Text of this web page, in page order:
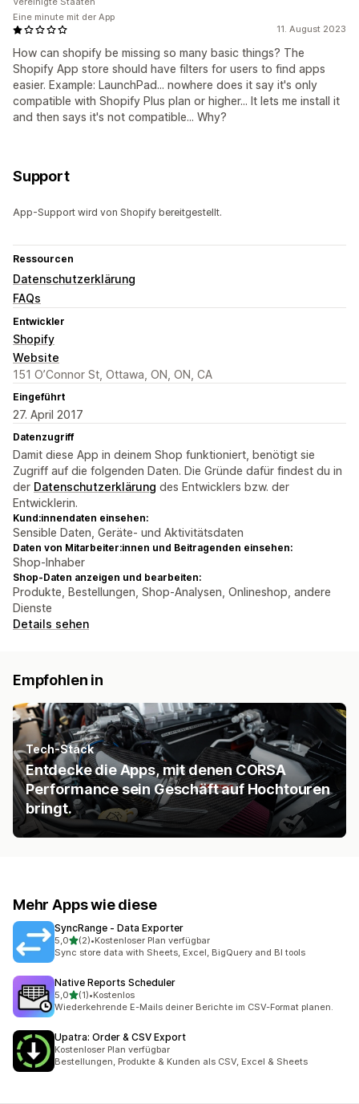
11. August 2023
How can shopify be missing so many basic things? The
Shopify App store should have filters for users to find apps
easier. Example: LaunchPad... nowhere does it say it's only
compatible with Shopify Plus plan or higher... It lets me install it
and then says it's not compatible... Why?
Eine minute mit der App
Support
App-Support wird von Shopify bereitgestellt.
Ressourcen
Datenschutzerklärung
FAQs
Entwickler
Shopify
Website
151 O’Connor St, Ottawa, ON, ON, CA
Eingeführt
27. April 2017
Datenzugriff
Damit diese App in deinem Shop funktioniert, benötigt sie
Zugriff auf die folgenden Daten. Die Gründe dafür findest du in
der Datenschutzerklärung des Entwicklers bzw. der
Entwicklerin.
Kund:innendaten einsehen:
Sensible Daten, Geräte- und Aktivitätsdaten
Daten von Mitarbeiter:innen und Beitragenden einsehen:
Shop-Inhaber
Shop-Daten anzeigen und bearbeiten:
Produkte, Bestellungen, Shop-Analysen, Onlineshop, andere
Dienste
Details sehen
Empfohlen in
Tech-Stack
Entdecke die Apps, mit denen CORSA
Performance sein Geschäft auf Hochtouren
bringt.
Mehr Apps wie diese
SyncRange ‑ Data Exporter
5,0von 5 Sternen
(2)
2 Rezensionen insgesamt
•Kostenloser Plan verfügbar
Sync store data with Sheets, Excel, BigQuery and BI tools
Native Reports Scheduler
5,0von 5 Sternen
(1)
1 Rezensionen insgesamt
•Kostenlos
Wiederkehrende E-Mails deiner Berichte im CSV-Format planen.
Upatra: Order & CSV Export
Kostenloser Plan verfügbar
Bestellungen, Produkte & Kunden als CSV, Excel & Sheets